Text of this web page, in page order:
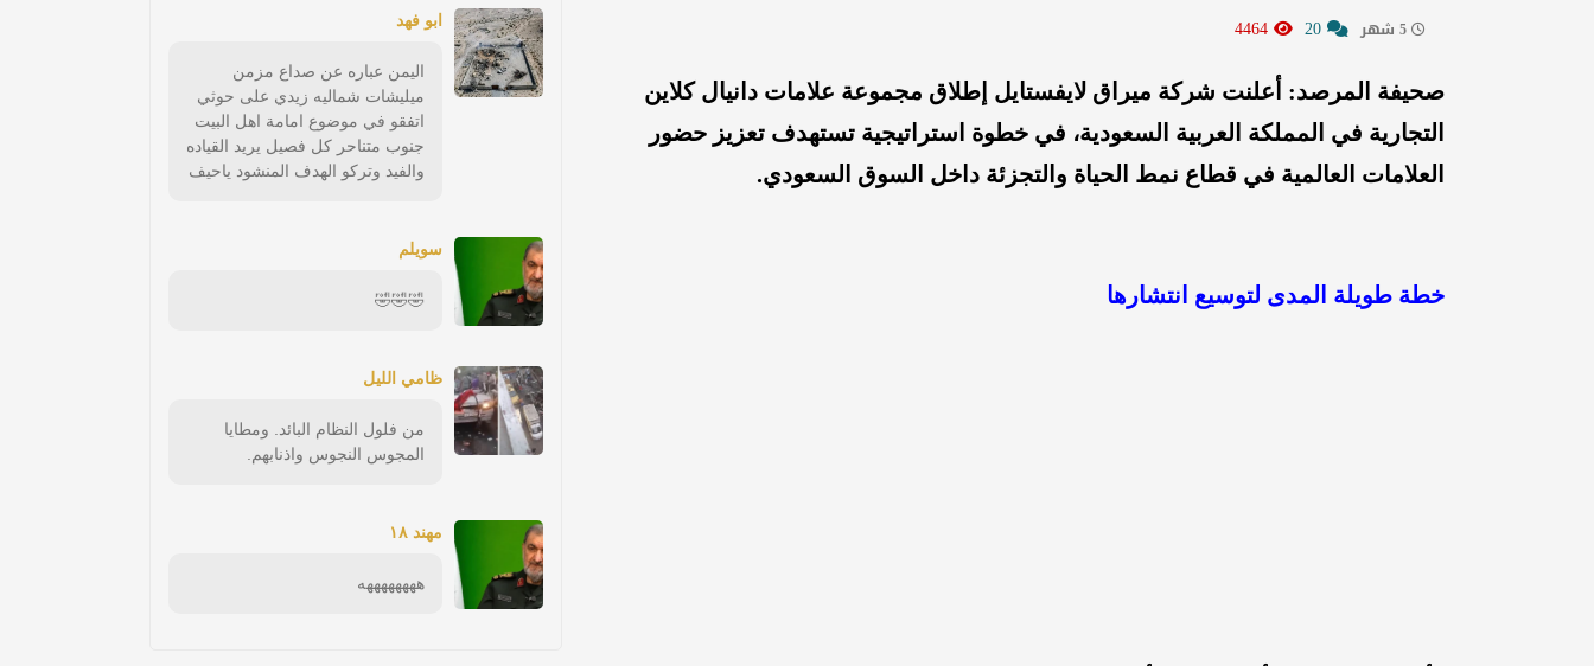
صحيفة المرصد: أعلنت شركة ميراق لايفستايل إطلاق مجموعة علامات دانيال كلاين
التجارية في المملكة العربية السعودية، في خطوة استراتيجية تستهدف تعزيز حضور
العلامات العالمية في قطاع نمط الحياة والتجزئة داخل السوق السعودي.
خطة طويلة المدى لتوسيع انتشارها
ابو فهد
اليمن عباره عن صداع مزمن
ميليشات شماليه زيدي على حوثي
اتفقو في موضوع امامة اهل البيت
جنوب متناحر كل فصيل يريد القياده
والفيد وتركو الهدف المنشود ياحيف
سويلم
🤣🤣🤣
ظامي الليل
من فلول النظام البائد. ومطايا
المجوس النجوس واذنابهم.
مهند ١٨
ههههههههه